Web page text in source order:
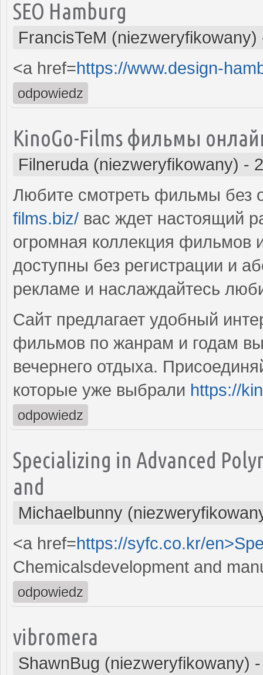
SEO Hamburg
FrancisTeM (niezweryfikowany)
<a href=https://www.design-
odpowiedz
KinoGo-Films фильмы
Filneruda (niezweryfikowany) -
Любите смотреть фильмы без
films.biz/ вас ждет настоящий
огромная коллекция фильмов
доступны без регистрации и
рекламе и наслаждайтесь
Сайт предлагает удобный
фильмов по жанрам и годам
вечернего отдыха.
которые уже выбрали https://
odpowiedz
Specializing in Advanced
and
Michaelbunny
<a href=https://syfc.co.kr/
Chemicalsdevelopment and
odpowiedz
vibromera
ShawnBug (niezweryfikowany)